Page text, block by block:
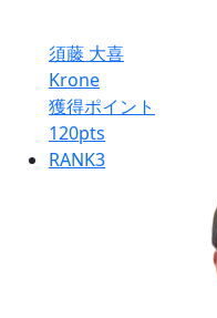
須藤 大喜
Krone
獲得ポイント
120pts
RANK3